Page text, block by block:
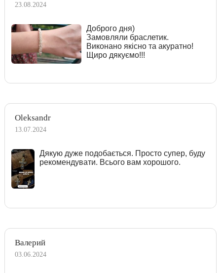
23.08.2024
Доброго дня)
Замовляли браслетик.
Виконано якісно та акуратно!
Щиро дякуємо!!!
Oleksandr
13.07.2024
Дякую дуже подобається. Просто супер, буду
рекомендувати. Всього вам хорошого.
Валерий
03.06.2024